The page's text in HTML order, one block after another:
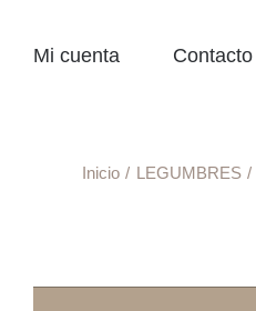
Mi cuenta Contacto
Inicio LEGUMBRES